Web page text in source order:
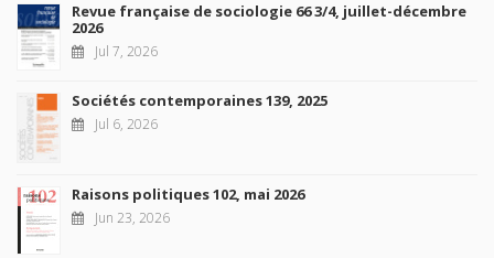
Revue française de sociologie 66 3/4, juillet-décembre
2026
Jul 7, 2026
Sociétés contemporaines 139, 2025
Jul 6, 2026
Raisons politiques 102, mai 2026
Jun 23, 2026